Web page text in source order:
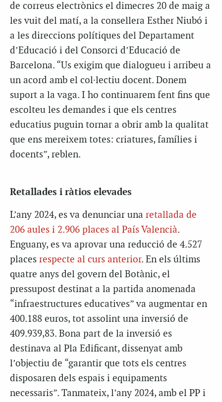
de correus electrònics el dimecres 20 de maig a
les vuit del matí, a la consellera Esther Niubó i
a les direccions polítiques del Departament
d’Educació i del Consorci d’Educació de
Barcelona. “Us exigim que dialogueu i arribeu a
un acord amb el col·lectiu docent. Donem
suport a la vaga. I ho continuarem fent fins que
escolteu les demandes i que els centres
educatius puguin tornar a obrir amb la qualitat
que ens mereixem totes: criatures, famílies i
docents”, reblen.
Retallades i ràtios elevades
L’any 2024, es va denunciar una retallada de
206 aules i 2.906 places al País Valencià.
Enguany, es va aprovar una reducció de 4.527
places respecte al curs anterior. En els últims
quatre anys del govern del Botànic, el
pressupost destinat a la partida anomenada
“infraestructures educatives” va augmentar en
400.188 euros, tot assolint una inversió de
409.939,83. Bona part de la inversió es
destinava al Pla Edificant, dissenyat amb
l’objectiu de “garantir que tots els centres
disposaren dels espais i equipaments
necessaris”. Tanmateix, l’any 2024, amb el PP i